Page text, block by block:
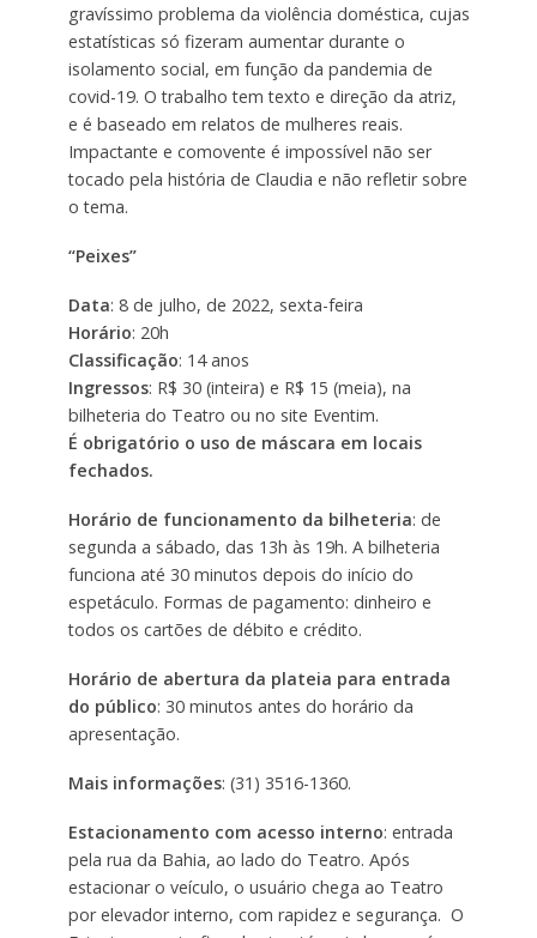
gravíssimo problema da violência doméstica, cujas
estatísticas só fizeram aumentar durante o
isolamento social, em função da pandemia de
covid-19. O trabalho tem texto e direção da atriz,
e é baseado em relatos de mulheres reais.
Impactante e comovente é impossível não ser
tocado pela história de Claudia e não refletir sobre
o tema.
“Peixes”
Data: 8 de julho, de 2022, sexta-feira
Horário: 20h
Classificação: 14 anos
Ingressos: R$ 30 (inteira) e R$ 15 (meia), na
bilheteria do Teatro ou no site Eventim.
É obrigatório o uso de máscara em locais
fechados.
Horário de funcionamento da bilheteria: de
segunda a sábado, das 13h às 19h. A bilheteria
funciona até 30 minutos depois do início do
espetáculo. Formas de pagamento: dinheiro e
todos os cartões de débito e crédito.
Horário de abertura da plateia para entrada
do público: 30 minutos antes do horário da
apresentação.
Mais informações: (31) 3516-1360.
Estacionamento com acesso interno: entrada
pela rua da Bahia, ao lado do Teatro. Após
estacionar o veículo, o usuário chega ao Teatro
por elevador interno, com rapidez e segurança. O